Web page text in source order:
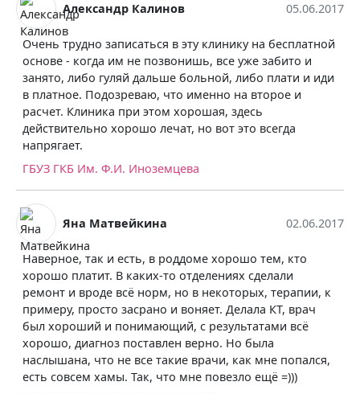
Александр Калинов 05.06.2017
Очень трудно записаться в эту клинику на бесплатной
основе - когда им не позвонишь, все уже забито и
занято, либо гуляй дальше больной, либо плати и иди
в платное. Подозреваю, что именно на второе и
расчет. Клиника при этом хорошая, здесь
действительно хорошо лечат, но вот это всегда
напрягает.
ГБУЗ ГКБ Им. Ф.И. Иноземцева
Яна Матвейкина 02.06.2017
Наверное, так и есть, в роддоме хорошо тем, кто
хорошо платит. В каких-то отделениях сделали
ремонт и вроде всё норм, но в некоторых, терапии, к
примеру, просто засрано и воняет. Делала КТ, врач
был хороший и понимающий, с результатами всё
хорошо, диагноз поставлен верно. Но была
наслышана, что не все такие врачи, как мне попался,
есть совсем хамы. Так, что мне повезло ещё =)))